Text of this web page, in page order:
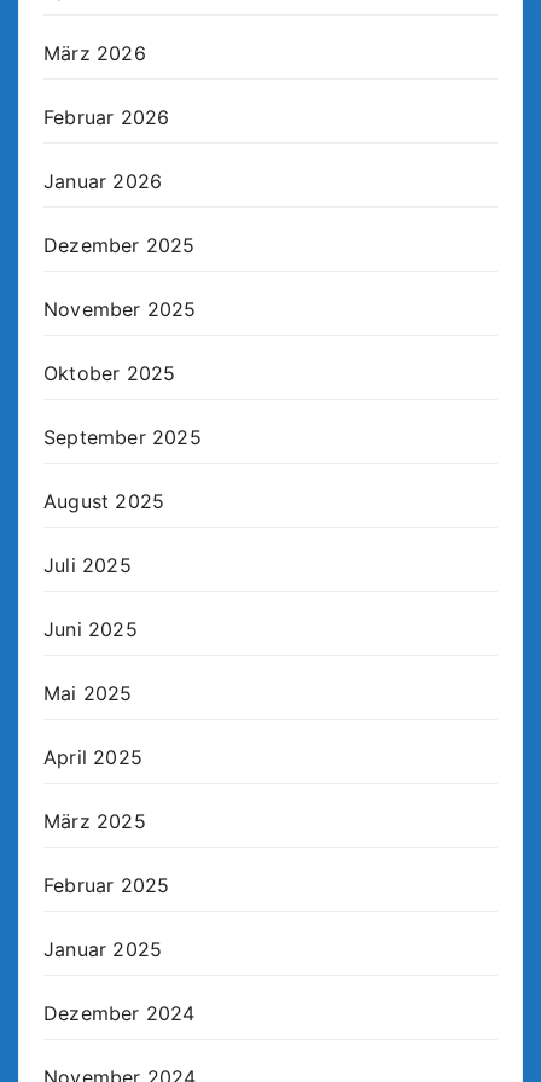
März 2026
Februar 2026
Januar 2026
Dezember 2025
November 2025
Oktober 2025
September 2025
August 2025
Juli 2025
Juni 2025
Mai 2025
April 2025
März 2025
Februar 2025
Januar 2025
Dezember 2024
November 2024